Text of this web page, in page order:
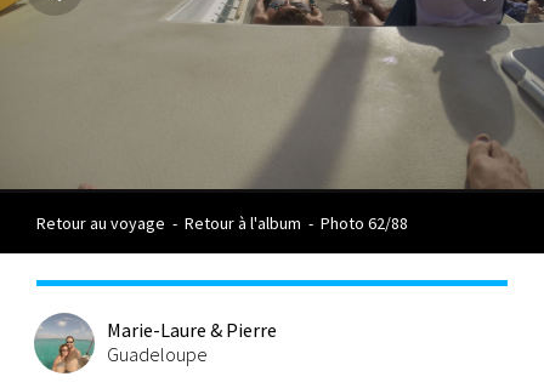
Retour au voyage - Retour à l'album - Photo 62/88
Marie-Laure & Pierre
Guadeloupe